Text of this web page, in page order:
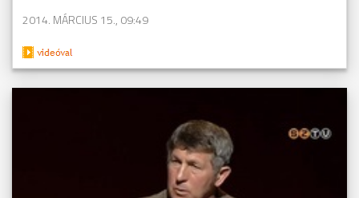
2014. MÁRCIUS 15., 09:49